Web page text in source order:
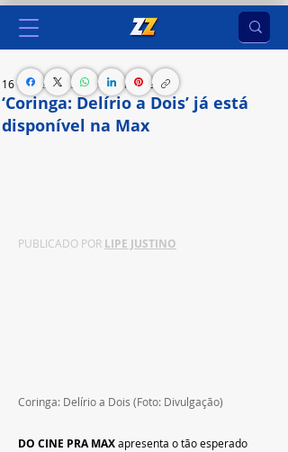
‘Coringa: Delírio a Dois’ já está
disponível na Max
16 de dez. de 2024 2 min de leitura
PUBLICADO POR LIPE JUSTINO
Coringa: Delírio a Dois (Foto: Divulgação)
DO CINE PRA MAX apresenta o tão esperado